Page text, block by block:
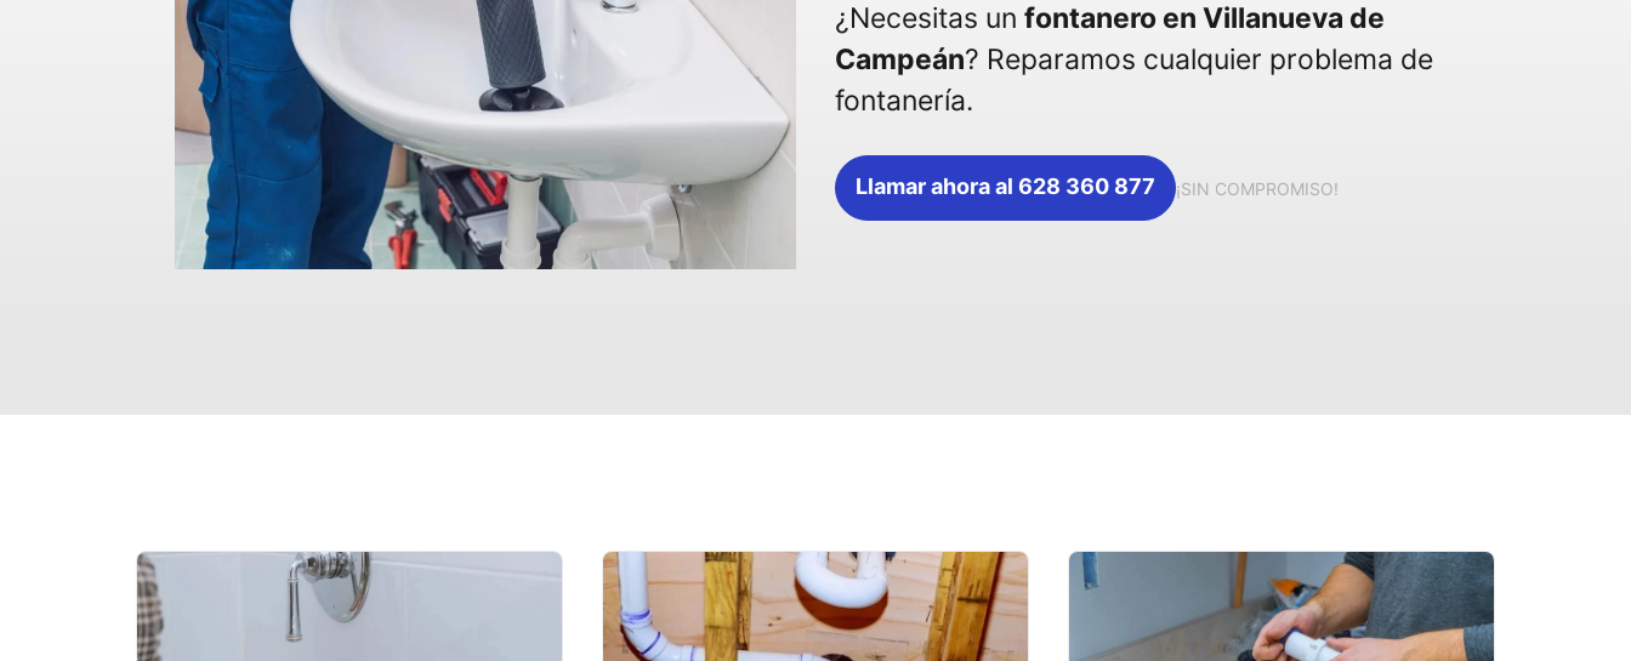
¿Necesitas un fontanero en Villanueva de
Campeán? Reparamos cualquier problema de
fontanería.
Llamar ahora al 628 360 877 ¡SIN COMPROMISO!